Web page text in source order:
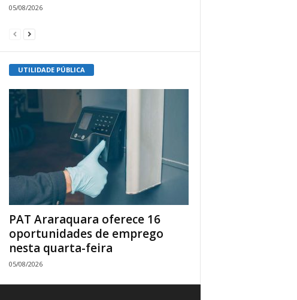
05/08/2026
UTILIDADE PÚBLICA
PAT Araraquara oferece 16
oportunidades de emprego
nesta quarta-feira
05/08/2026